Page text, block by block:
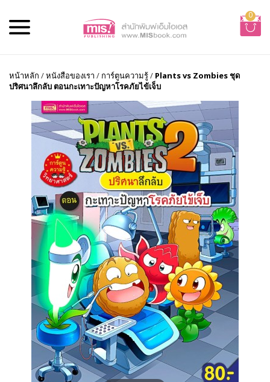
0
หน้าหลัก /หนังสือของเรา / การ์ตูนความรู้/ Plants vs Zombies ชุด
ปริศนาลึกลับ ตอนกะเทาะปัญหาโรคภัยไข้เจ็บ